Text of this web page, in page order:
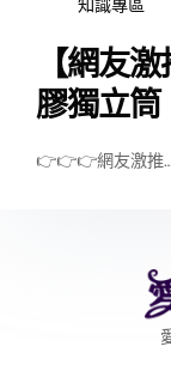
知識專區
【網友
膠獨立筒
👉👉👉網友激推